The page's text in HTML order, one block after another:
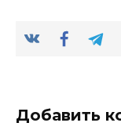
Добавить